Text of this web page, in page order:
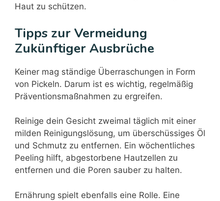
Haut zu schützen.
Tipps zur Vermeidung
Zukünftiger Ausbrüche
Keiner mag ständige Überraschungen in Form
von Pickeln. Darum ist es wichtig, regelmäßig
Präventionsmaßnahmen zu ergreifen.
Reinige dein Gesicht zweimal täglich mit einer
milden Reinigungslösung, um überschüssiges Öl
und Schmutz zu entfernen. Ein wöchentliches
Peeling hilft, abgestorbene Hautzellen zu
entfernen und die Poren sauber zu halten.
Ernährung spielt ebenfalls eine Rolle. Eine